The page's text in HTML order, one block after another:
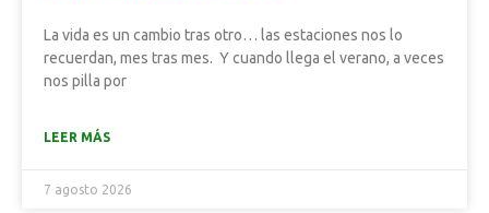
La vida es un cambio tras otro… las estaciones nos lo
recuerdan, mes tras mes. Y cuando llega el verano, a veces
nos pilla por
LEER MÁS
7 agosto 2026